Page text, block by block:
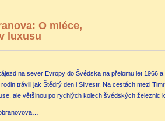
O mléce,
luxusu
na sever Evropy do Švédska na přelomu let 1966
trávili jak Štědrý den i Silvestr. Na cestách mezi
ale většinou po rychlých kolech švédských železnic